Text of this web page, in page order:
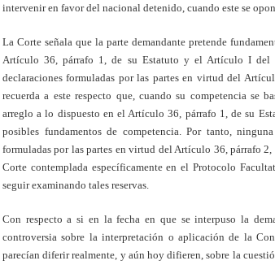
intervenir en favor del nacional detenido, cuando este se
La Corte señala que la parte demandante pretende
Artículo 36, párrafo 1, de su Estatuto y el Artículo I del
declaraciones formuladas por las partes en virtud del
recuerda a este respecto que, cuando su competencia se
arreglo a lo dispuesto en el Artículo 36, párrafo 1, de su
posibles fundamentos de competencia. Por tanto,
formuladas por las partes en virtud del Artículo 36, párrafo
Corte contemplada específicamente en el Protocolo
seguir examinando tales reservas.
Con respecto a si en la fecha en que se interpuso la
controversia sobre la interpretación o aplicación de la
parecían diferir realmente, y aún hoy difieren, sobre la